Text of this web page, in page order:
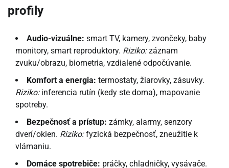
profily
Audio-vizuálne: smart TV, kamery, zvončeky, baby
monitory, smart reproduktory. Riziko:záznam
zvuku/obrazu, biometria, vzdialené odpočúvanie.
Komfort a energia: termostaty, žiarovky, zásuvky.
Riziko:inferencia rutín (kedy ste doma), mapovanie
spotreby.
Bezpečnosť a prístup: zámky, alarmy, senzory
dverí/okien. Riziko:fyzická bezpečnosť, zneužitie k
vlámaniu.
Domáce spotrebiče: práčky, chladničky, vysávače.